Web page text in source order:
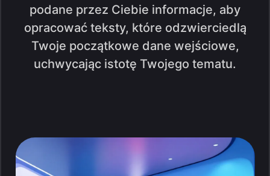
podane przez Ciebie informacje, aby
opracować teksty, które odzwierciedlą
Twoje początkowe dane wejściowe,
uchwycając istotę Twojego tematu.